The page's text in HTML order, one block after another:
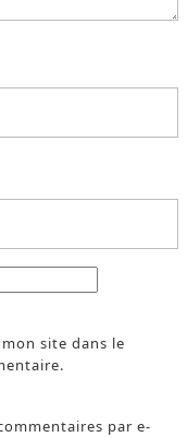
site dans le
par e-